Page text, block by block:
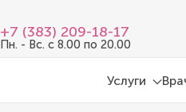
+7 (383) 209-18-17
Пн. - Вс. с 8.00 по 20.00
Услуги